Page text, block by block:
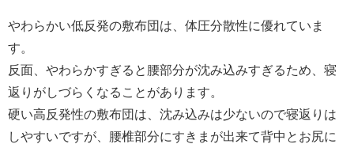
やわらかい低反発の敷布団は、体圧分散性に優れていま
す。
反面、やわらかすぎると腰部分が沈み込みすぎるため、寝
返りがしづらくなることがあります。
硬い高反発性の敷布団は、沈み込みは少ないので寝返りは
しやすいですが、腰椎部分にすきまが出来て背中とお尻に